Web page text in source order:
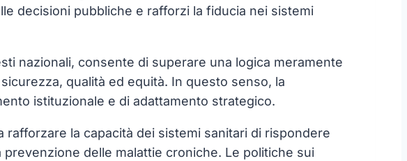
decisioni pubbliche e rafforzi la fiducia nei sistemi
nazionali, consente di superare una logica meramente
qualità ed equità. In questo senso, la
istituzionale e di adattamento strategico.
la capacità dei sistemi sanitari di rispondere
delle malattie croniche. Le politiche sui